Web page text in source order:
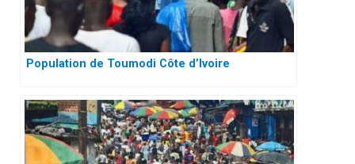
Population de Toumodi Côte d’Ivoire